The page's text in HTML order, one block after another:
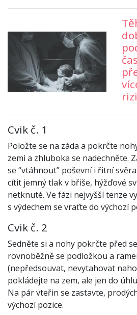
Cvik č. 1
Položte se na záda a pokrčte
zemi a zhluboka se nadechněte.
se “vtáhnout” poševní i řitní
cítit jemný tlak v břiše, hýžďové
netknuté. Ve fázi nejvyšší tenze
s výdechem se vraťte do výchozí
Cvik č. 2
Sedněte si a nohy pokrčte před
rovnoběžně se podložkou a
(nepředsouvat, nevytahovat
pokládejte na zem, ale jen do
Na pár vteřin se zastavte,
výchozí pozice.